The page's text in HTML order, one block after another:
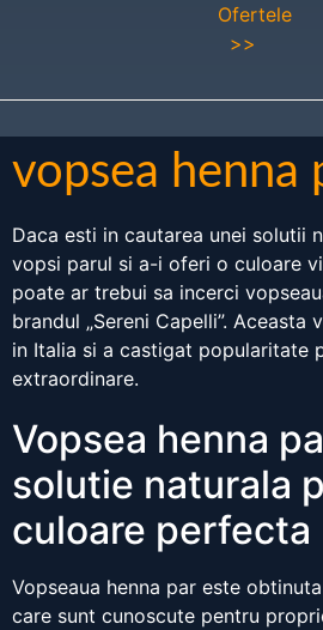
Ofertele
>>
vopsea henna
Daca esti in cautarea unei solutii
vopsi parul si a-i oferi o culoare
poate ar trebui sa incerci
brandul „Sereni Capelli”. Aceasta
in Italia si a castigat popularitate
extraordinare.
Vopsea henna
solutie naturala
culoare perfecta
Vopseaua henna par este
care sunt cunoscute pentru